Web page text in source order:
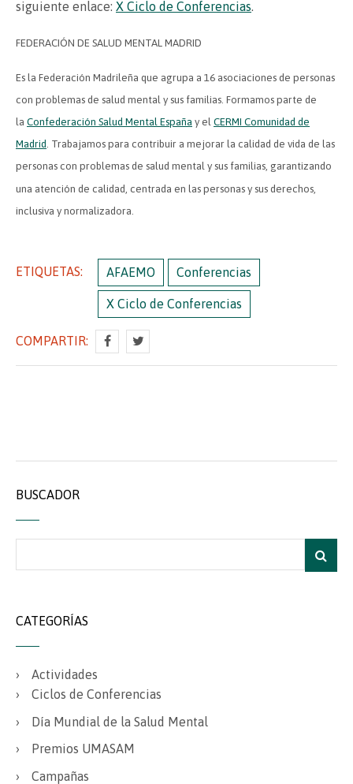
siguiente enlace: X Ciclo de Conferencias
FEDERACIÓN DE SALUD MENTAL MADRID
Es la Federación Madrileña que agrupa a 16 asociaciones de personas
con problemas de salud mental y sus familias. Formamos parte de
la Confederación Salud Mental España y el CERMI Comunidad de
Madrid . Trabajamos para contribuir a mejorar la calidad de vida de las
personas con problemas de salud mental y sus familias, garantizando
una atención de calidad, centrada en las personas y sus derechos,
inclusiva y normalizadora.
ETIQUETAS: AFAEMO Conferencias
X Ciclo de Conferencias
COMPARTIR:
BUSCADOR
CATEGORÍAS
Actividades
Ciclos de Conferencias
Día Mundial de la Salud Mental
Premios UMASAM
Campañas